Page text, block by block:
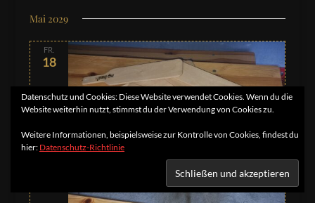
Mai 2029
FR.
18
Datenschutz und Cookies: Diese Website verwendet Cookies. Wenn du die
Website weiterhin nutzt, stimmst du der Verwendung von Cookies zu.
Weitere Informationen, beispielsweise zur Kontrolle von Cookies, findest du
hier: Datenschutz-Richtlinie